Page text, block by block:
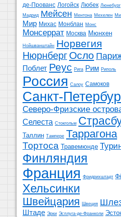
де-Прованс Логойск Любек Люнебург
Мадрид Мейсен Ментона Мехелен
Мир Михас Монблан Монс
Монсеррат Москва Мюнхен
Нойшванштайн Норвегия
Нюрнберг Осло
Поблет Реус Рига Рим Риполь
Россия Салоу Самоков
Санкт-
Северо-Фризские
Селеста Стокгольм
Таллин Тампере Таррагона
Тортоса Травемюнде
Финляндия
Франция Фридрихштадт
Хельсинки
Швейцария Швеция
Штаде Эрки Эсплуга-де-Франколи